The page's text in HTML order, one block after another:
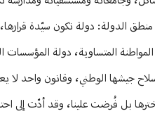
الدولة: دولة تكون سيّدة
المتساوية، دولة المؤسسات
جيشها الوطني، وقانون واحد لا